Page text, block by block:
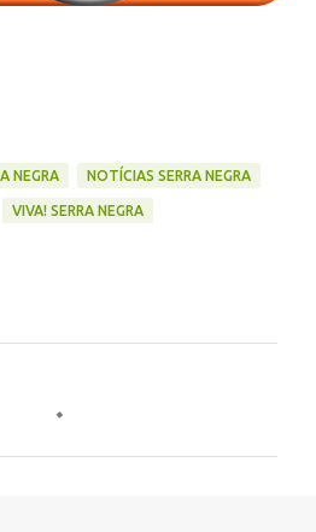
NEGRA NOTÍCIAS SERRA NEGRA
VIVA! SERRA NEGRA